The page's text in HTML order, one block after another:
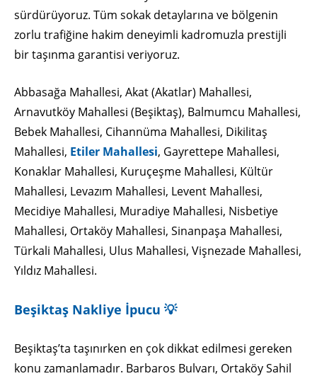
sürdürüyoruz. Tüm sokak detaylarına ve bölgenin
zorlu trafiğine hakim deneyimli kadromuzla prestijli
bir taşınma garantisi veriyoruz.
Abbasağa Mahallesi, Akat (Akatlar) Mahallesi,
Arnavutköy Mahallesi (Beşiktaş), Balmumcu Mahallesi,
Bebek Mahallesi, Cihannüma Mahallesi, Dikilitaş
Mahallesi, Etiler Mahallesi, Gayrettepe Mahallesi,
Konaklar Mahallesi, Kuruçeşme Mahallesi, Kültür
Mahallesi, Levazım Mahallesi, Levent Mahallesi,
Mecidiye Mahallesi, Muradiye Mahallesi, Nisbetiye
Mahallesi, Ortaköy Mahallesi, Sinanpaşa Mahallesi,
Türkali Mahallesi, Ulus Mahallesi, Vişnezade Mahallesi,
Yıldız Mahallesi.
Beşiktaş Nakliye İpucu 💡
Beşiktaş’ta taşınırken en çok dikkat edilmesi gereken
konu zamanlamadır. Barbaros Bulvarı, Ortaköy Sahil